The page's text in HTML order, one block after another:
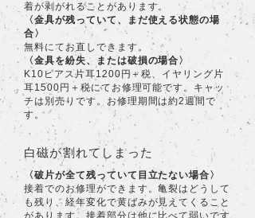
着が剥がれることがあります。
〈金具が残っていて、まだ使える状態の場
合〉
無料にてお直しできます。
〈金具を紛失、または破損の場合〉
K10ピアス片耳1200円＋税、イヤリング片
耳1500円＋税にてお修理可能です。キャッ
チは別売りです。お修理期間は約2週間で
す。
白磁が割れてしまった
〈破片が全て残っていて目立たない場合〉
接着でのお修理ができます。亀裂はどうして
も残り、経年変化で黄ばみが見えてくること
があります。接着部分は他に比べて弱いです